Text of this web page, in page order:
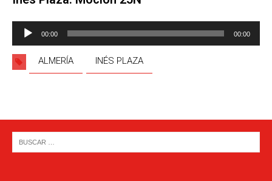
Reproductor
audio
00:00 00:00
ALMERÍA INÉS PLAZA